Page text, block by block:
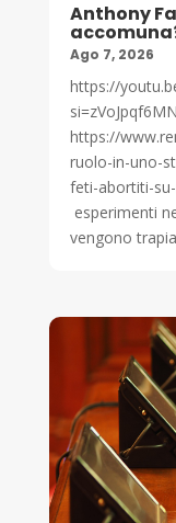
Anthony
Ago 7, 2026
https://
https://
ruolo-in-uno-
feti-abortiti-
esperimenti
vengono